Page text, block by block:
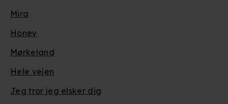
Mira
Honey
Mørkeland
Hele vejen
Jeg tror jeg elsker dig